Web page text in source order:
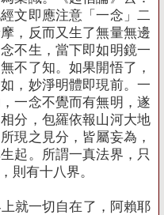
文即應注意「一念」二
，反而又生了無量無邊
不生，當下即如明鏡一
不了知。如果開悟了，
，妙淨明體即現前。一
一念不覺而有無明，遂
分，包羅依報山河大地
現之見分，皆屬妄為，
起。所謂一真法界，只
則有十八界。
就一切自在了，阿賴耶